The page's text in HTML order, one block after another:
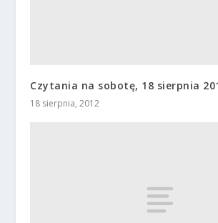
Czytania na sobotę, 18 sierpnia
18 sierpnia, 2012